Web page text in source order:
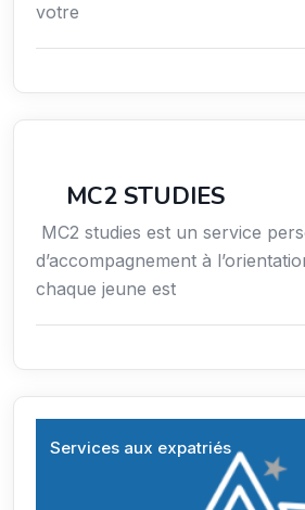
votre
MC2 STUDIES
MC2 studies est un service
d’accompagnement à
chaque jeune est
Services aux expatriés